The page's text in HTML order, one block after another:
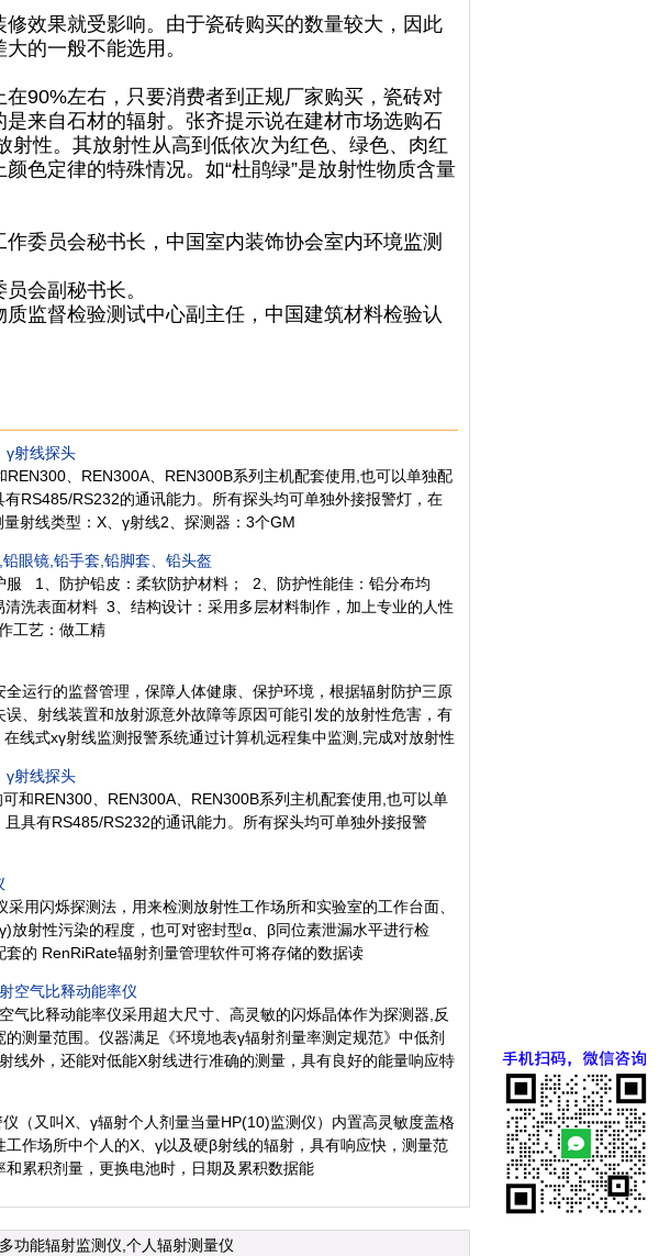
果就受影响。由于瓷砖购买的数量较大，因此
的一般不能选用。
左右，只要消费者到正规厂家购买，瓷砖对
来自石材的辐射。张齐提示说在建材市场选购石
性。其放射性从高到低依次为红色、绿色、肉红
色定律的特殊情况。如“杜鹃绿”是放射性物质含量
员会秘书长，中国室内装饰协会室内环境监测
会副秘书长。
督检验测试中心副主任，中国建筑材料检验认
γ射线探头
REN300、REN300A、REN300B系列主机配套使用,也可以单独配
RS485/RS232的通讯能力。所有探头均可单独外接报警灯，在
射线类型：X、γ射线2、探测器：3个GM
眼镜,铅手套,铅脚套、铅头盔
服 1、防护铅皮：柔软防护材料； 2、防护性能佳：铅分布均
洗表面材料 3、结构设计：采用多层材料制作，加上专业的人性
工艺：做工精
运行的监督管理，保障人体健康、保护环境，根据辐射防护三原
、射线装置和放射源意外故障等原因可能引发的放射性危害，有
线式xγ射线监测报警系统通过计算机远程集中监测,完成对放射性
γ射线探头
REN300、REN300A、REN300B系列主机配套使用,也可以单
具有RS485/RS232的通讯能力。所有探头均可单独外接报警
用闪烁探测法，用来检测放射性工作场所和实验室的工作台面、
放射性污染的程度，也可对密封型α、β同位素泄漏水平进行检
的 RenRiRate辐射剂量管理软件可将存储的数据读
空气比释动能率仪
气比释动能率仪采用超大尺寸、高灵敏的闪烁晶体作为探测器,反
测量范围。仪器满足《环境地表γ辐射剂量率测定规范》中低剂
线外，还能对低能X射线进行准确的测量，具有良好的能量响应特
（又叫X、γ辐射个人剂量当量HP(10)监测仪）内置高灵敏度盖格
作场所中个人的X、γ以及硬β射线的辐射，具有响应快，测量范
累积剂量，更换电池时，日期及累积数据能
功能辐射监测仪,个人辐射测量仪